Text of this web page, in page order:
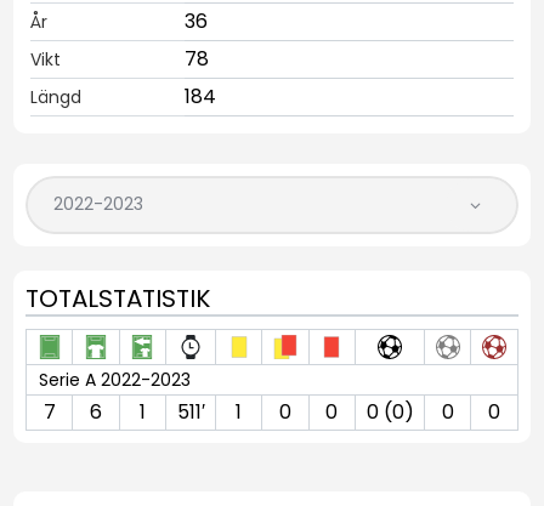
År 36
Vikt 78
Längd 184
TOTALSTATISTIK
Serie A 2022-2023
7 6 1 511′ 1 0 0 0 (0) 0 0